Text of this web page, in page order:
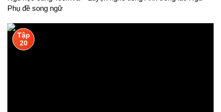
Phụ đề song ngữ
Tập
20